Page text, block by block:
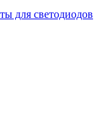
для светодиодов